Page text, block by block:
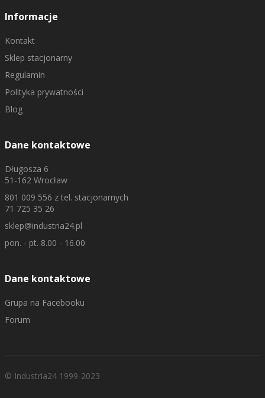
Informacje
Kontakt
Sklep stacjonarny
Regulamin
Polityka prywatności
Blog
Dane kontaktowe
Długosza 6
51-162 Wrocław
801 009 556 z tel. stacjonarnych
71 725 35 26
sklep@industria24.pl
pon. - pt. 8.00 - 16.00
Dane kontaktowe
Grupa na Facebooku
Forum
© Industria24 1999-2023